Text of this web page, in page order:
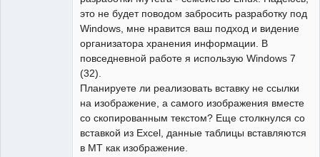
это не будет поводом забросить разработку под
Windows, мне нравится ваш подход и видение
организатора хранения информации. В
повседневной работе я использую Windows 7
(32).
Планируете ли реализовать вставку не ссылки
на изображение, а самого изображения вместе
со скопированным текстом? Еще столкнулся со
вставкой из Excel, данные таблицы вставляются
в MT как изображение.